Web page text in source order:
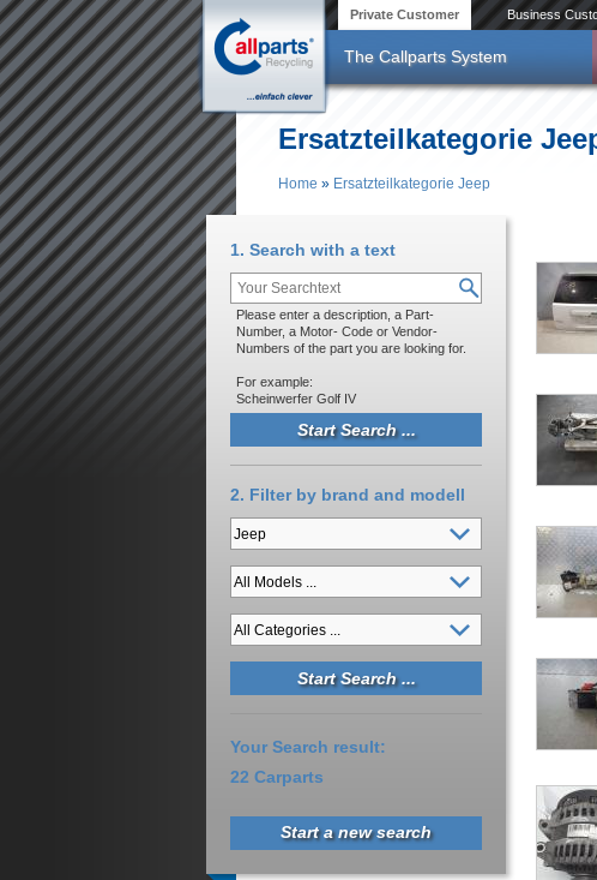
Skip to main content Private Customer Business
The Callparts System
Ersatzteilkategorie
Home » Ersatzteilkategorie Jeep
1. Search with a text
Please enter a description, a Part-
Number, a Motor- Code or Vendor-
Numbers of the part you are looking for.
For example:
Scheinwerfer Golf IV
2. Filter by brand and modell
Your Search result:
22 Carparts
Start a new search